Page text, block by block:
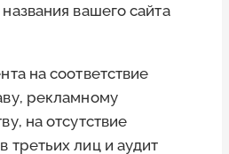
вашего сайта
на соответствие
рекламному
на отсутствие
третьих лиц и аудит